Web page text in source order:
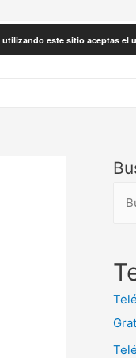
c
este sitio aceptas el